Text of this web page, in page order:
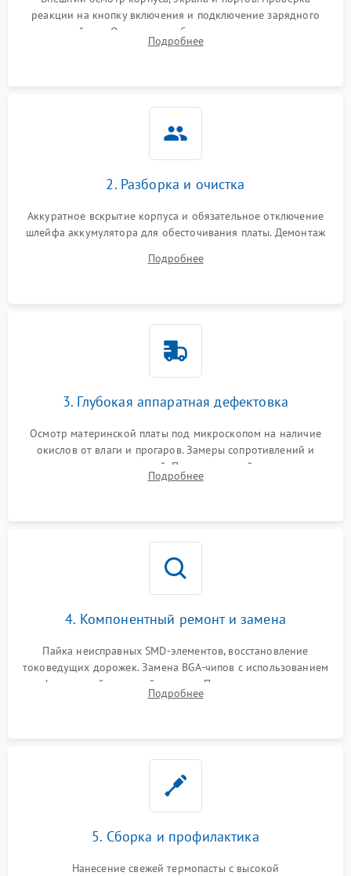
Выход из строя SSD или
HDD: медленная загрузка,
2000 ₽
Проблемы Wi‑Fi или
2500 ₽
реакции на кнопку включения и подключение зарядного
устройства. Оценка потребления тока с помощью
лабораторного блока питания для локализации проблемы.
Подробнее
2. Разборка и очистка
Аккуратное вскрытие корпуса и обязательное отключение
шлейфа аккумулятора для обесточивания платы. Демонтаж
высохшей термопасты с кристаллов чипов.
Подробнее
3. Глубокая аппаратная дефектовка
Осмотр материнской платы под микроскопом на наличие
окислов от влаги и прогаров. Замеры сопротивлений и
дежурных напряжений. Проверка цепей питания,
мультиконтроллера, процессора и видеочипа.
Подробнее
4. Компонентный ремонт и замена
Пайка неисправных SMD-элементов, восстановление
токоведущих дорожек. Замена BGA-чипов с использованием
инфракрасной паяльной станции. Прошивка микросхемы
BIOS или замена поврежденных портов USB
Подробнее
5. Сборка и профилактика
Нанесение свежей термопасты с высокой